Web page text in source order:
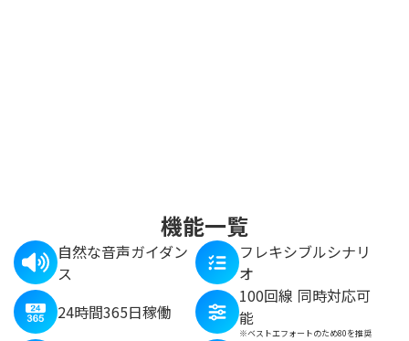
機能一覧
自然な音声ガイダン
ス
フレキシブルシナリ
オ
24時間365日稼働
100回線 同時対応可
能
※ベストエフォートのため80を推奨